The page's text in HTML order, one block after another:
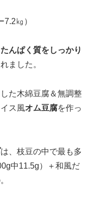
㎏）
たんぱく質をしっかり
ました。
た木綿豆腐＆無調整
ス風オム豆腐を作っ
は、枝豆の中で最も多
中11.5g）＋和風だ